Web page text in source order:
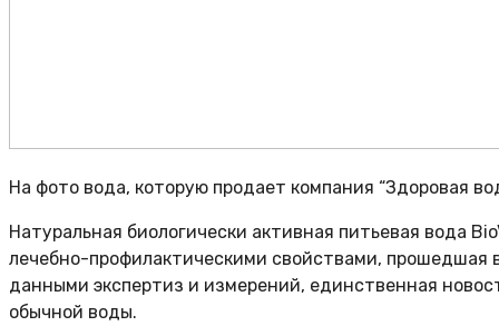
На фото вода, которую продает компания “Здоровая
Натуральная биологически активная питьевая вода
лечебно-профилактическими свойствами, прошедшая
данными экспертиз и измерений, единственная
обычной воды.